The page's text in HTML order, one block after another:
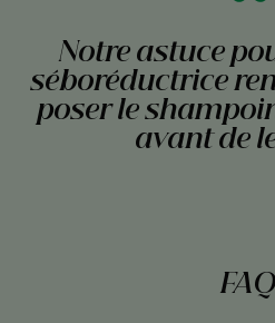
Notre astuce
séboréductrice
poser le
avant de
FAQ